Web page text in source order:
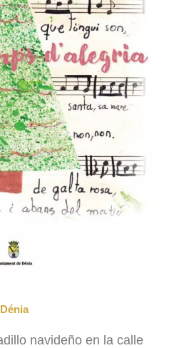
Dénia
navideño en la calle